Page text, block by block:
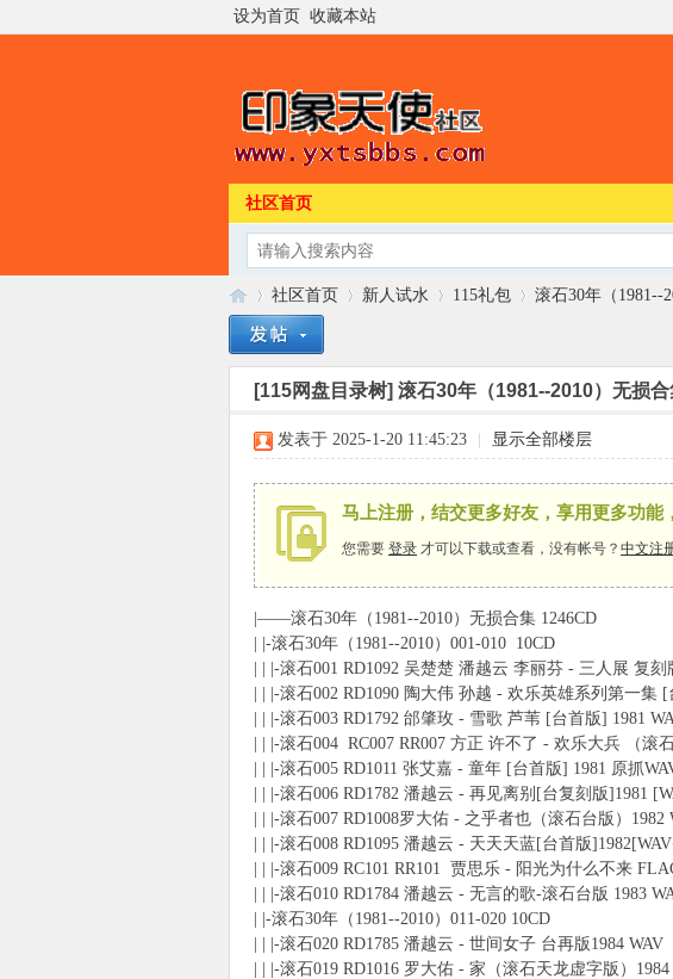
设为首页 收藏本站
社区首页
»
社区首页
›
新人试水
›
115礼包
›
滚石30年（1981--
[115网盘目录树] 滚石30年（1981--2010）无损
发表于 2025-1-20 11:45:23 显示全部楼层
马上注册，结交更多好友，享用更多功能
您需要 登录 才可以下载或查看，没有帐号？ 中文注
|——滚石30年（1981--2010）无损合集 1246CD
| |-滚石30年（1981--2010）001-010 10CD
| | |-滚石001 RD1092 吴楚楚 潘越云 李丽芬 - 三人展 复刻
| | |-滚石002 RD1090 陶大伟 孙越 - 欢乐英雄系列第一集
| | |-滚石003 RD1792 邰肇玫 - 雪歌 芦苇 [台首版] 1981
| | |-滚石004 RC007 RR007 方正 许不了 - 欢乐大兵 （
| | |-滚石005 RD1011 张艾嘉 - 童年 [台首版] 1981 原抓
| | |-滚石006 RD1782 潘越云 - 再见离别[台复刻版]1981
| | |-滚石007 RD1008罗大佑 - 之乎者也（滚石台版）1982
| | |-滚石008 RD1095 潘越云 - 天天天蓝[台首版
| | |-滚石009 RC101 RR101 贾思乐 - 阳光为什么不来
| | |-滚石010 RD1784 潘越云 - 无言的歌-滚石台版 1983
| |-滚石30年（1981--2010）011-020 10CD
| | |-滚石020 RD1785 潘越云 - 世间女子 台再版1984 WAV
| | |-滚石019 RD1016 罗大佑 - 家（滚石天龙虚字版）1984